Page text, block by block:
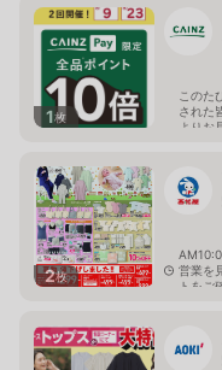
1枚
このた
された
よりお
間：9
客様に
おりま
2枚
営業を
トをご